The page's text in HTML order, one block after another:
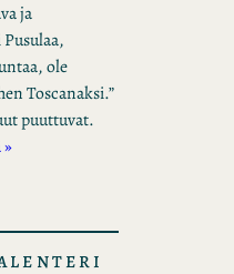
ja
ole
Toscanaksi.”
puuttuvat.